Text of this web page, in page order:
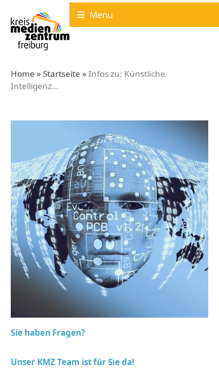
content
Menu
Home » Startseite »Infos zu: Künstliche
Intelligenz…
Sie haben Fragen?
Unser KMZ Team ist für Sie da!